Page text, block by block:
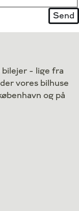
- lige fra
vores bilhuse
og på